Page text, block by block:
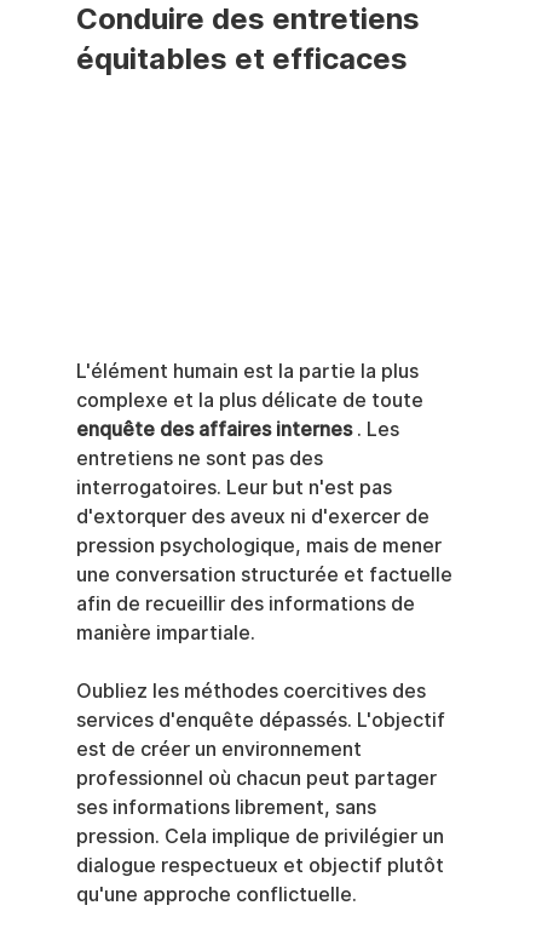
Conduire des entretiens
équitables et efficaces
L'élément humain est la partie la plus
complexe et la plus délicate de toute
enquête des affaires internes . Les
entretiens ne sont pas des
interrogatoires. Leur but n'est pas
d'extorquer des aveux ni d'exercer de
pression psychologique, mais de mener
une conversation structurée et factuelle
afin de recueillir des informations de
manière impartiale.
Oubliez les méthodes coercitives des
services d'enquête dépassés. L'objectif
est de créer un environnement
professionnel où chacun peut partager
ses informations librement, sans
pression. Cela implique de privilégier un
dialogue respectueux et objectif plutôt
qu'une approche conflictuelle.